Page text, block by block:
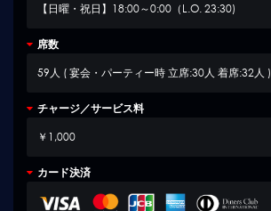
【日曜・祝日】18:00～0:00（L.O. 23:30)
席数
59人 ( 宴会・パーティー時 立席:30人 着席:32人 )
チャージ／サービス料
￥1,000
カード決済